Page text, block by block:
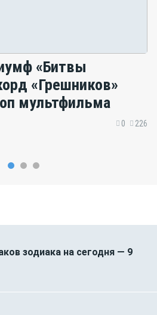
«Битвы
«Грешников»
мультфильма
0 226
зодиака на сегодня — 9